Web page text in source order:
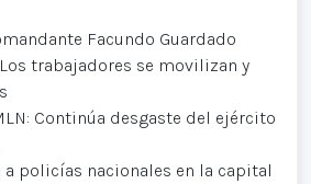
Facundo Guardado
trabajadores se movilizan y
Continúa desgaste del ejército
a policías nacionales en la capital